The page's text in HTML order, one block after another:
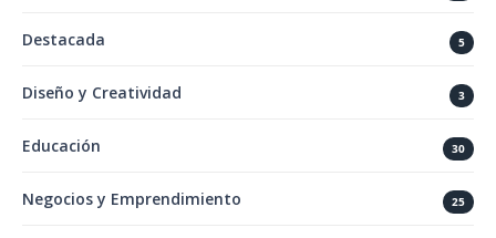
Destacada 5
Diseño y Creatividad 3
Educación 30
Negocios y Emprendimiento 25